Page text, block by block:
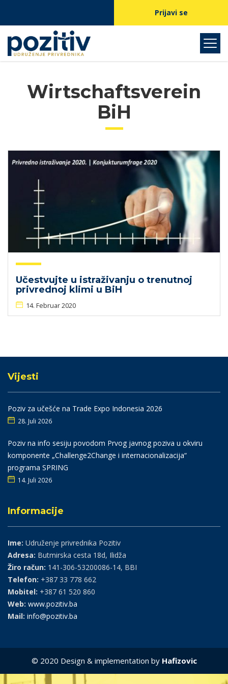
Prijavi se
Wirtschaftsverein
BiH
Učestvujte u istraživanju o trenutnoj
privrednoj klimi u BiH
14. Februar 2020
Vijesti
Poziv za učešće na Trade Expo Indonesia 2026
28. Juli 2026
Poziv na info sesiju povodom Prvog javnog poziva u okviru
komponente „Challenge2Change i internacionalizacija“
programa SPRING
14. Juli 2026
Informacije
Ime: Udruženje privrednika Pozitiv
Adresa: Butmirska cesta 18d, Ilidža
Žiro račun: 141-306-53200086-14, BBI
Telefon: +387 33 778 662
Mobitel: +387 61 520 860
Web: www.pozitiv.ba
Mail: info@pozitiv.ba
© 2020 Design & implementation by Hafizovic